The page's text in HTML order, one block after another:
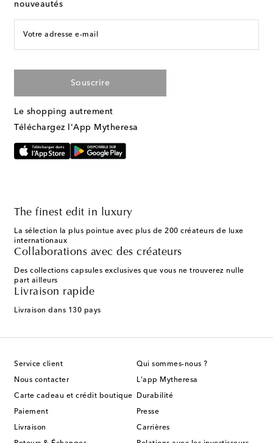
nouveautés
Votre adresse e-mail
Souscrire
Le shopping autrement
Téléchargez l'App Mytheresa
The finest edit in luxury
La sélection la plus pointue avec plus de 200 créateurs de luxe
internationaux
Collaborations avec des créateurs
Des collections capsules exclusives que vous ne trouverez nulle
part ailleurs
Livraison rapide
Livraison dans 130 pays
Service client
Nous contacter
Carte cadeau et crédit boutique
Paiement
Livraison
Qui sommes-nous ?
L'app Mytheresa
Durabilité
Presse
Carrières